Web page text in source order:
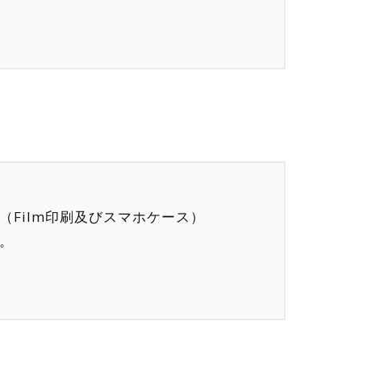
Film印刷及びスマホケース）